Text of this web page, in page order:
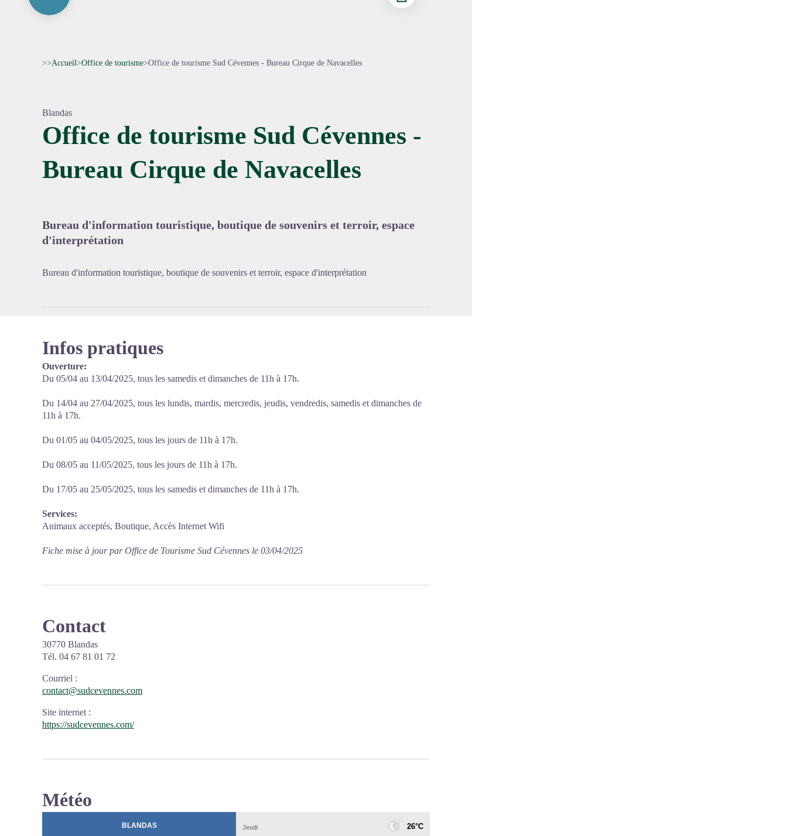
Voir l'image en plein écran
>>Accueil>Office de tourisme>Office de tourisme Sud Cévennes - Bureau Cirque de Navacelles
Blandas
Office de tourisme Sud Cévennes -
Bureau Cirque de Navacelles
Bureau d'information touristique, boutique de souvenirs et terroir, espace
d'interprétation
Bureau d'information touristique, boutique de souvenirs et terroir, espace d'interprétation
Infos pratiques
Ouverture:
Du 05/04 au 13/04/2025, tous les samedis et dimanches de 11h à 17h.
Du 14/04 au 27/04/2025, tous les lundis, mardis, mercredis, jeudis, vendredis, samedis et dimanches de
11h à 17h.
Du 01/05 au 04/05/2025, tous les jours de 11h à 17h.
Du 08/05 au 11/05/2025, tous les jours de 11h à 17h.
Du 17/05 au 25/05/2025, tous les samedis et dimanches de 11h à 17h.
Services:
Animaux acceptés, Boutique, Accès Internet Wifi
Fiche mise à jour par Office de Tourisme Sud Cévennes le 03/04/2025
Contact
30770 Blandas
Tél. 04 67 81 01 72
Courriel :
contact@sudcevennes.com
Site internet :
https://sudcevennes.com/
Météo